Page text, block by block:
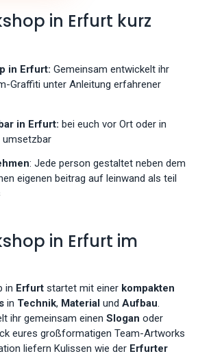
in Erfurt kurz
in Erfurt: Gemeinsam entwickelt ihr
Graffiti unter Anleitung erfahrener
in Erfurt: bei euch vor Ort oder in
umsetzbar
: Jede person gestaltet neben dem
eigenen beitrag auf leinwand als teil
in Erfurt im
in Erfurtstartet mit einer kompakten
in Technik, MaterialundAufbau.
ihr gemeinsam einenSlogan oder
eures großformatigen Team-Artworks
liefern Kulissen wie der Erfurter